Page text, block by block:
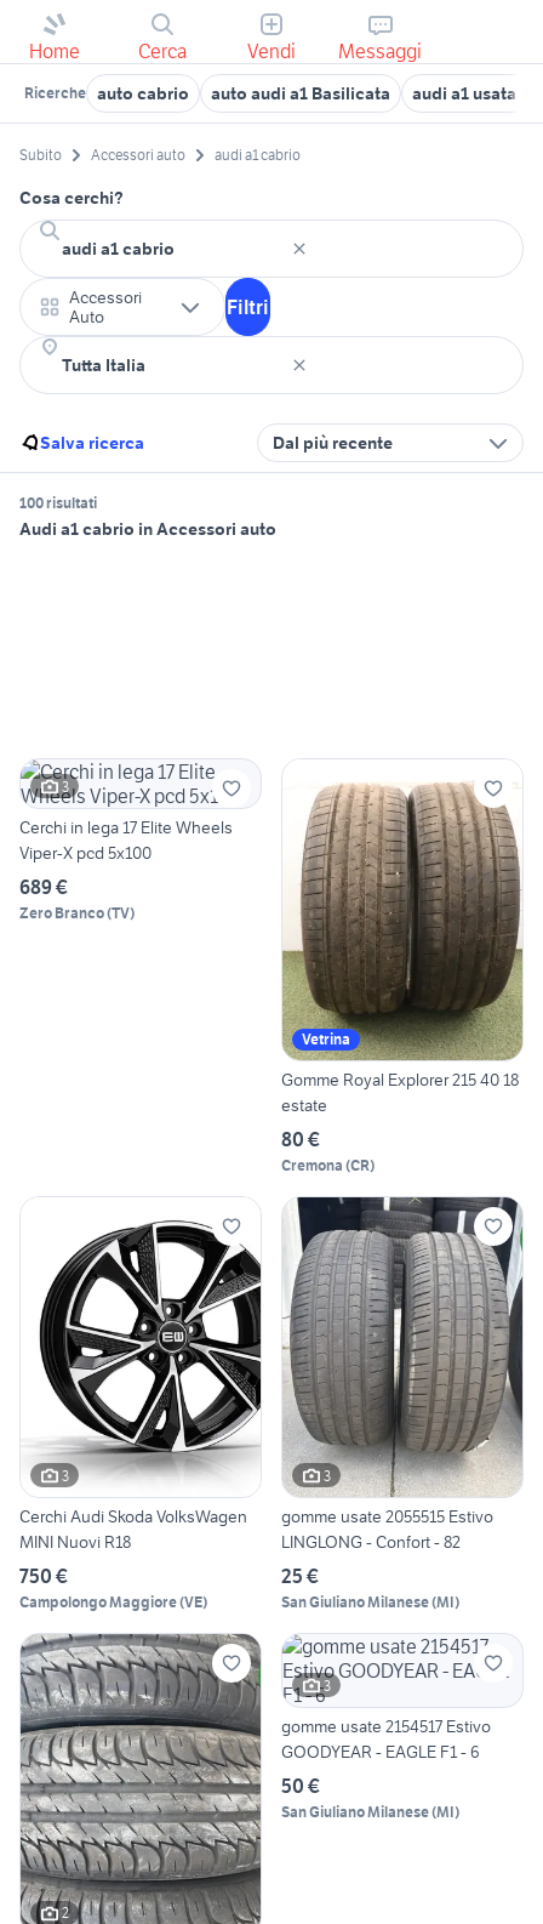
Home Cerca Vendi Messaggi
Ricerche auto cabrio auto audi a1 Basilicata audi a1 usata
Subito Accessori auto audi a1 cabrio
Cosa cerchi?
Accessori
Auto
Filtri
Salva ricerca Dal più recente
100 risultati
Audi a1 cabrio in Accessori auto
3
Cerchi in lega 17 Elite Wheels
Viper-X pcd 5x100
689 €
Zero Branco(TV)
Vetrina
Gomme Royal Explorer 215 40 18
estate
80 €
Cremona (CR)
3
Cerchi Audi Skoda VolksWagen
MINI Nuovi R18
750 €
Campolongo Maggiore(VE)
3
gomme usate 2055515 Estivo
LINGLONG - Confort - 82
25 €
San Giuliano Milanese(MI)
2
3
gomme usate 2154517 Estivo
GOODYEAR - EAGLE F1 - 6
50 €
San Giuliano Milanese(MI)